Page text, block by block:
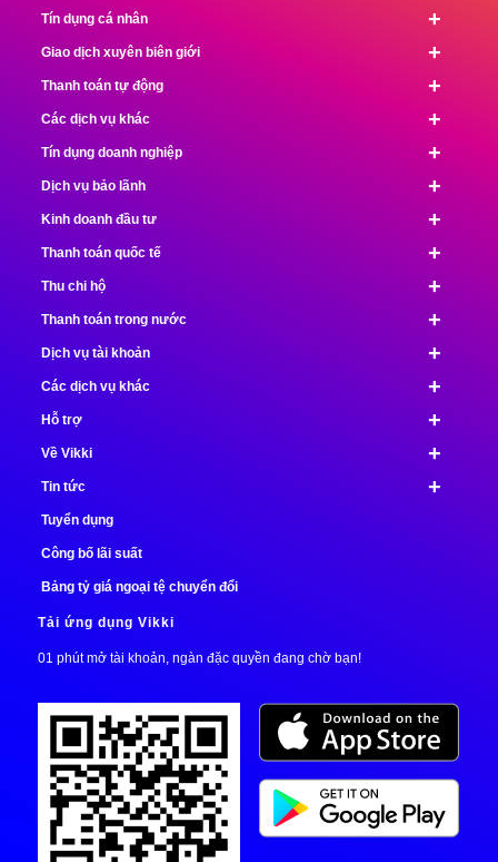
+
Tín dụng cá nhân
+
Giao dịch xuyên biên giới
+
Thanh toán tự động
+
Các dịch vụ khác
+
Tín dụng doanh nghiệp
+
Dịch vụ bảo lãnh
+
Kinh doanh đầu tư
+
Thanh toán quốc tế
+
Thu chi hộ
+
Thanh toán trong nước
+
Dịch vụ tài khoản
+
Các dịch vụ khác
+
Hỗ trợ
+
Về Vikki
+
Tin tức
Tuyển dụng
Công bố lãi suất
Bảng tỷ giá ngoại tệ chuyển đổi
Tải ứng dụng Vikki
01 phút mở tài khoản, ngàn đặc quyền đang chờ bạn!